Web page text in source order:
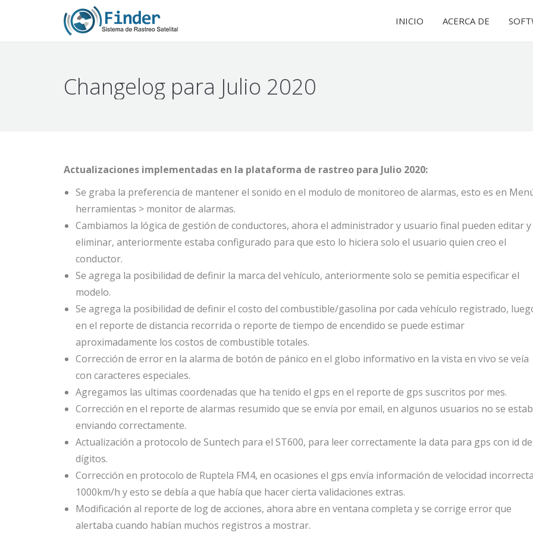
INICIO ACERCA DE
Changelog para Julio 2020
Actualizaciones implementadas en la plataforma de rastreo para Julio 2020:
Se graba la preferencia de mantener el sonido en el modulo de monitoreo de alarmas, esto es en
herramientas > monitor de alarmas.
Cambiamos la lógica de gestión de conductores, ahora el administrador y usuario final pueden editar y
eliminar, anteriormente estaba configurado para que esto lo hiciera solo el usuario quien creo el
conductor.
Se agrega la posibilidad de definir la marca del vehículo, anteriormente solo se pemitia especificar el
modelo.
Se agrega la posibilidad de definir el costo del combustible/gasolina por cada vehículo registrado,
en el reporte de distancia recorrida o reporte de tiempo de encendido se puede estimar
aproximadamente los costos de combustible totales.
Corrección de error en la alarma de botón de pánico en el globo informativo en la vista en vivo se veía
con caracteres especiales.
Agregamos las ultimas coordenadas que ha tenido el gps en el reporte de gps suscritos por mes.
Corrección en el reporte de alarmas resumido que se envía por email, en algunos usuarios no se
enviando correctamente.
Actualización a protocolo de Suntech para el ST600, para leer correctamente la data para gps con id
dígitos.
Corrección en protocolo de Ruptela FM4, en ocasiones el gps envía información de velocidad
1000km/h y esto se debía a que había que hacer cierta validaciones extras.
Modificación al reporte de log de acciones, ahora abre en ventana completa y se corrige error que
alertaba cuando habían muchos registros a mostrar.
INICIO ACERCA DE